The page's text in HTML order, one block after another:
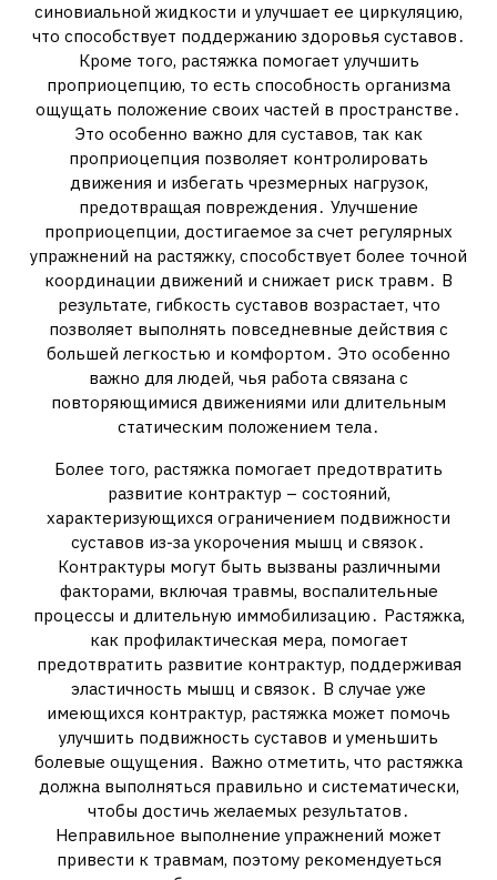
синовиальной жидкости и улучшает ее циркуляцию,
что способствует поддержанию здоровья суставов․
Кроме того, растяжка помогает улучшить
проприоцепцию, то есть способность организма
ощущать положение своих частей в пространстве․
Это особенно важно для суставов, так как
проприоцепция позволяет контролировать
движения и избегать чрезмерных нагрузок,
предотвращая повреждения․ Улучшение
проприоцепции, достигаемое за счет регулярных
упражнений на растяжку, способствует более точной
координации движений и снижает риск травм․ В
результате, гибкость суставов возрастает, что
позволяет выполнять повседневные действия с
большей легкостью и комфортом․ Это особенно
важно для людей, чья работа связана с
повторяющимися движениями или длительным
статическим положением тела․
Более того, растяжка помогает предотвратить
развитие контрактур – состояний,
характеризующихся ограничением подвижности
суставов из-за укорочения мышц и связок․
Контрактуры могут быть вызваны различными
факторами, включая травмы, воспалительные
процессы и длительную иммобилизацию․ Растяжка,
как профилактическая мера, помогает
предотвратить развитие контрактур, поддерживая
эластичность мышц и связок․ В случае уже
имеющихся контрактур, растяжка может помочь
улучшить подвижность суставов и уменьшить
болевые ощущения․ Важно отметить, что растяжка
должна выполняться правильно и систематически,
чтобы достичь желаемых результатов․
Неправильное выполнение упражнений может
привести к травмам, поэтому рекомендуеться